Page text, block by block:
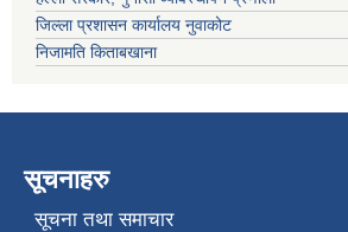
जिल्ला प्रशासन कार्यालय नुवाकोट
निजामति किताबखाना
सूचनाहरु
सूचना तथा समाचार